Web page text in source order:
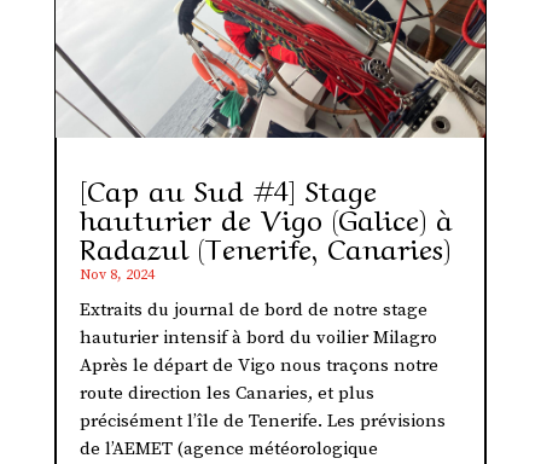
[Cap au Sud #4] Stage
hauturier de Vigo (Galice) à
Radazul (Tenerife, Canaries)
Nov 8, 2024
Extraits du journal de bord de notre stage
hauturier intensif à bord du voilier Milagro
Après le départ de Vigo nous traçons notre
route direction les Canaries, et plus
précisément l’île de Tenerife. Les prévisions
de l’AEMET (agence météorologique